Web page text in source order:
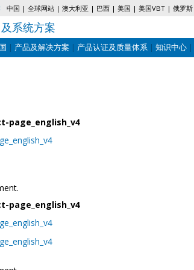
中国 全球网站 澳大利亚 巴西 美国 美国VBT 俄罗斯
系统方案
产品及解决方案 产品认证及质量体系 知识中心
page_english_v4
page_english_v4